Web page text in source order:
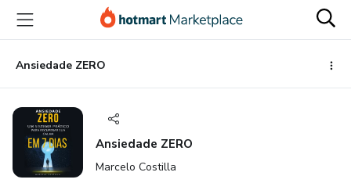
para
conteúdo
principal
para
pagamento
para
rodapé
Ansiedade ZERO
Ansiedade ZERO
Marcelo Costilla